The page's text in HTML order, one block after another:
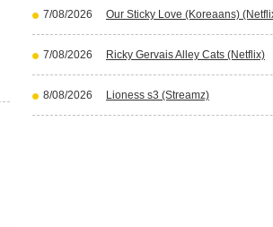
7/08/2026 Our Sticky Love (Koreaans)
7/08/2026 Ricky Gervais Alley Cats (Netflix)
8/08/2026 Lioness s3 (Streamz)